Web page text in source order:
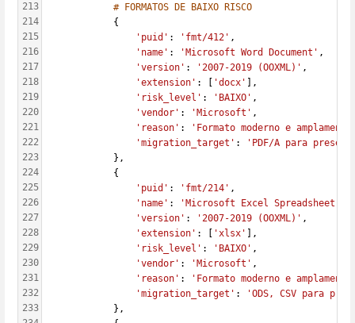
213
214
215
216
217
218
219
220
221
222
223
224
225
226
227
228
229
230
231
232
233
# FORMATOS DE BAIXO RISCO
            {
'puid' : 'fmt/412' ,
'name' : 'Microsoft Word Document' ,
'version' : '2007-2019 (OOXML)' ,
'extension' : [ 'docx'
],
'risk_level' : 'BAIXO' ,
'vendor' : 'Microsoft' ,
'reason' :
'Formato moderno e
'migration_target' :
'PDF/A para
            },
            {
'puid' : 'fmt/214' ,
'name' : 'Microsoft Excel Spreadsheet'
'version' : '2007-2019 (OOXML)' ,
'extension' : [ 'xlsx'
],
'risk_level' : 'BAIXO' ,
'vendor' : 'Microsoft' ,
'reason' :
'Formato moderno e
'migration_target' :
'ODS, CSV para
            },